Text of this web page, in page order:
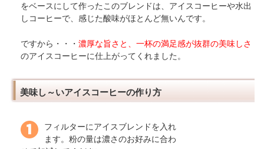
をベースにして作ったこのブレンドは、アイスコーヒーや水出
しコーヒーで、感じた酸味がほとんど無いんです。
ですから・・・ 濃厚な旨さと、一杯の満足感が抜群の美味しさ
のアイスコーヒーに仕上がってくれました。
美味し～いアイスコーヒーの作り方
フィルターにアイスブレンドを入れ
ます。粉の量は濃さのお好みに合わ